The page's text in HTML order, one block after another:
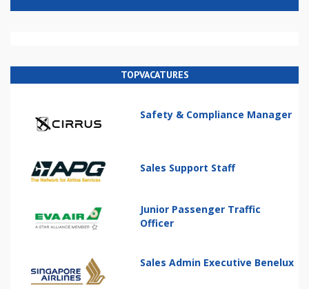
TOPVACATURES
Safety & Compliance Manager
Sales Support Staff
Junior Passenger Traffic
Officer
Sales Admin Executive Benelux